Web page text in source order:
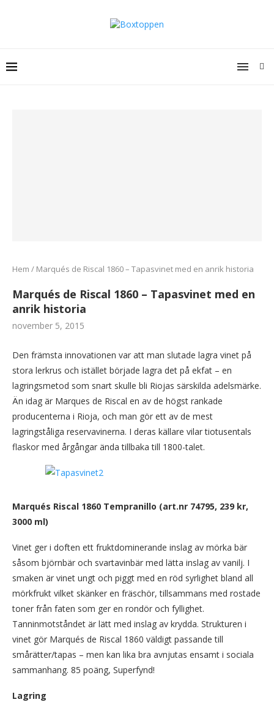
Hem / Marqués de Riscal 1860 – Tapasvinet med en anrik historia
Marqués de Riscal 1860 – Tapasvinet med en
anrik historia
november 5, 2015
Den främsta innovationen var att man slutade lagra vinet på
stora lerkrus och istället började lagra det på ekfat – en
lagringsmetod som snart skulle bli Riojas särskilda adelsmärke.
Än idag är Marques de Riscal en av de högst rankade
producenterna i Rioja, och man gör ett av de mest
lagringståliga reservavinerna. I deras källare vilar tiotusentals
flaskor med årgångar ända tillbaka till 1800-talet.
Marqués Riscal 1860 Tempranillo (art.nr 74795, 239 kr,
3000 ml)
Vinet ger i doften ett fruktdominerande inslag av mörka bär
såsom björnbär och svartavinbär med lätta inslag av vanilj. I
smaken är vinet ungt och piggt med en röd syrlighet bland all
mörkfrukt vilket skänker en fräschör, tillsammans med rostade
toner från faten som ger en rondör och fyllighet.
Tanninmotståndet är lätt med inslag av krydda. Strukturen i
vinet gör Marqués de Riscal 1860 väldigt passande till
smårätter/tapas – men kan lika bra avnjutas ensamt i sociala
sammanhang. 85 poäng, Superfynd!
Lagring